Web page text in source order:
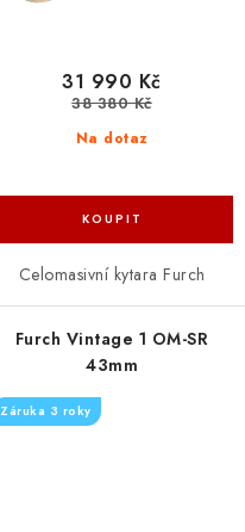
Na dotaz
31 990 Kč
38 380 Kč
Celomasivní kytara Furch
Furch Vintage 1 OM-SR
43mm
Záruka 3 roky